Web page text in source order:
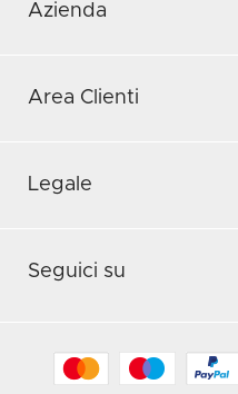
Azienda
Area Clienti
Legale
Seguici su